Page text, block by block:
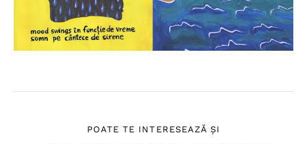
POATE TE INTERESEAZĂ ȘI